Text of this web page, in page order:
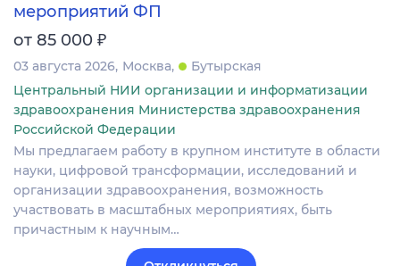
мероприятий ФП
от 85 000 ₽
03 августа 2026 Москва
Бутырская
Центральный НИИ организации и информатизации
здравоохранения Министерства здравоохранения
Российской Федерации
Мы предлагаем работу в крупном институте в области
науки, цифровой трансформации, исследований и
организации здравоохранения, возможность
участвовать в масштабных мероприятиях, быть
причастным к научным…